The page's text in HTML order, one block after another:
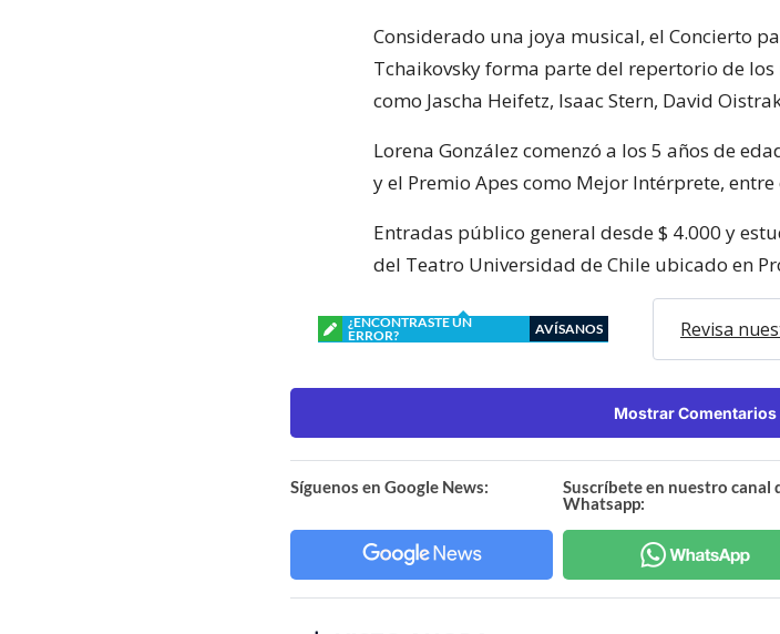
Considerado una joya musical, el Concierto
Tchaikovsky forma parte del repertorio de
como Jascha Heifetz, Isaac Stern, David
Lorena González comenzó a los 5 años de
y el Premio Apes como Mejor Intérprete,
Entradas público general desde $ 4.000 y
del Teatro Universidad de Chile ubicado en
¿ENCONTRASTE UN
ERROR?
AVÍSANOS Revisa
Mostrar Comentarios
Síguenos en Google News:
Suscríbete en nuestro canal
Whatsapp: